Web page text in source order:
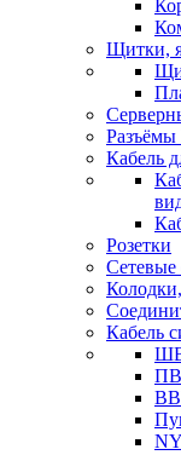
Щитки,
Кабель
Розетки
Кабель